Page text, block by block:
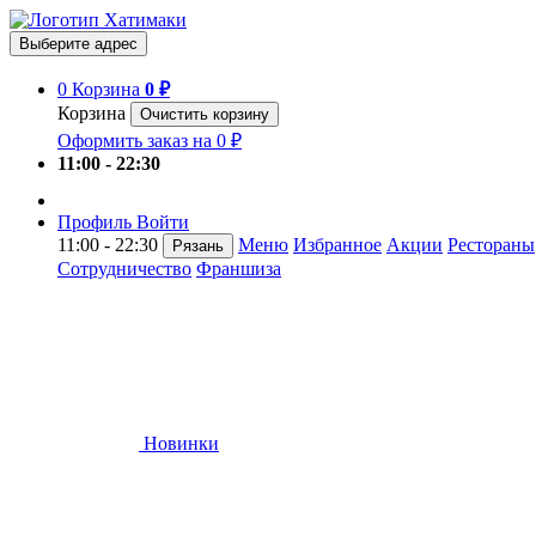
Выберите адрес
0 Корзина 0 ₽
Корзина
Очистить корзину
Оформить заказ на 0 ₽
11:00 - 22:30
Профиль Войти
11:00 - 22:30
Рязань Меню Избранное Акции Рестораны
Сотрудничество Франшиза
Новинки